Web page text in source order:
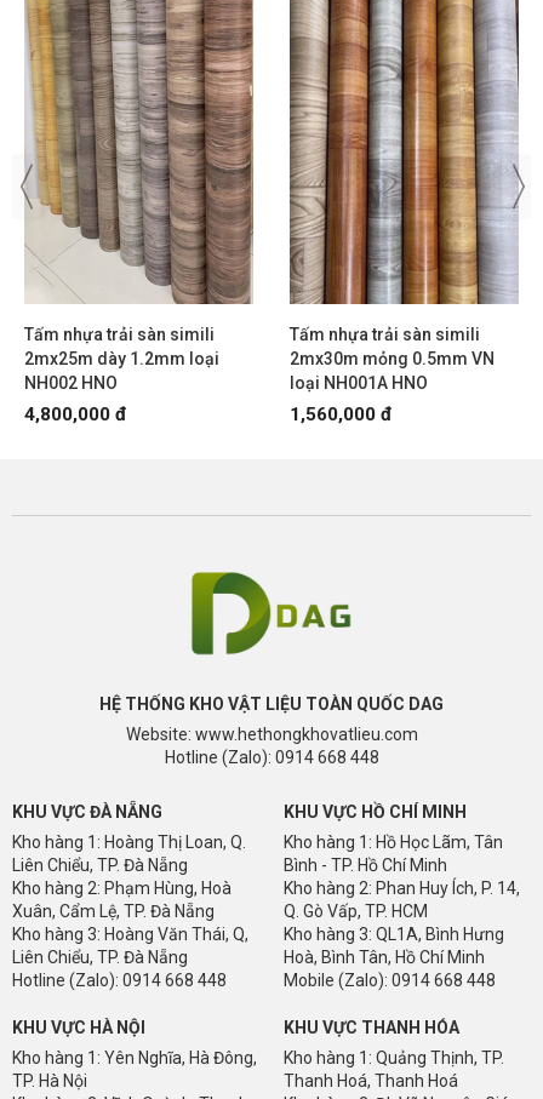
Tấm nhựa trải sàn simili
2mx25m dày 1.2mm loại
NH002 HNO
4,800,000 đ
Tấm nhựa trải sàn simili
2mx30m mỏng 0.5mm VN
loại NH001A HNO
1,560,000 đ
HỆ THỐNG KHO VẬT LIỆU TOÀN QUỐC DAG
Website: www.hethongkhovatlieu.com
Hotline (Zalo): 0914 668 448
KHU VỰC ĐÀ NẴNG
Kho hàng 1: Hoàng Thị Loan, Q.
Liên Chiểu, TP. Đà Nẵng
Kho hàng 2: Phạm Hùng, Hoà
Xuân, Cẩm Lệ, TP. Đà Nẵng
Kho hàng 3: Hoàng Văn Thái, Q,
Liên Chiểu, TP. Đà Nẵng
Hotline (Zalo): 0914 668 448
KHU VỰC HỒ CHÍ MINH
Kho hàng 1: Hồ Học Lãm, Tân
Bình - TP. Hồ Chí Minh
Kho hàng 2: Phan Huy Ích, P. 14,
Q. Gò Vấp, TP. HCM
Kho hàng 3: QL1A, Bình Hưng
Hoà, Bình Tân, Hồ Chí Minh
Mobile (Zalo): 0914 668 448
KHU VỰC HÀ NỘI
Kho hàng 1: Yên Nghĩa, Hà Đông,
TP. Hà Nội
KHU VỰC THANH HÓA
Kho hàng 1: Quảng Thịnh, TP.
Thanh Hoá, Thanh Hoá